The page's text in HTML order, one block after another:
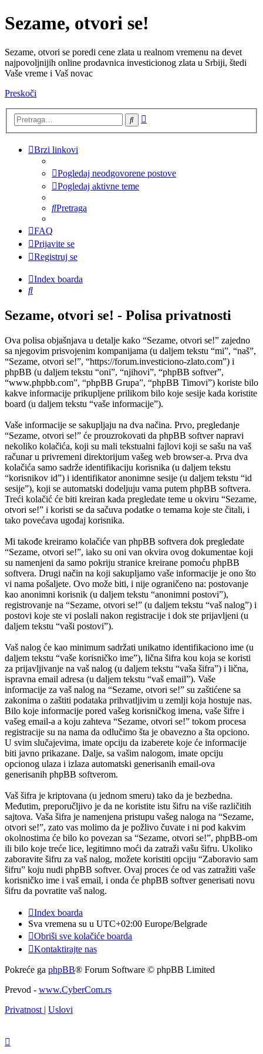
Sezame, otvori se!
Sezame, otvori se poredi cene zlata u realnom vremenu na devet
najpovoljnijih online prodavnica investicionog zlata u Srbiji, štedi
Vaše vreme i Vaš novac
Preskoči
Pretraga
Brzi linkovi
Pogledaj neodgovorene postove
Pogledaj aktivne teme
Pretraga
FAQ
Prijavite se
Registruj se
Index boarda
Pretraga
Sezame, otvori se! - Polisa privatnosti
Ova polisa objašnjava u detalje kako “Sezame, otvori se!” zajedno
sa njegovim prisvojenim kompanijama (u daljem tekstu “mi”, “naš”,
“Sezame, otvori se!”, “https://forum.investiciono-zlato.com”) i
phpBB (u daljem tekstu “oni”, “njihovi”, “phpBB softver”,
“www.phpbb.com”, “phpBB Grupa”, “phpBB Timovi”) koriste bilo
kakve informacije prikupljene prilikom bilo koje sesije kada koristite
board (u daljem tekstu “vaše informacije”).
Vaše informacije se sakupljaju na dva načina. Prvo, pregledanje
“Sezame, otvori se!” će prouzrokovati da phpBB softver napravi
nekoliko kolačića, koji su mali tekstualni fajlovi koji se sašu na vaš
računar u privremeni direktorijum vašeg web browser-a. Prva dva
kolačića samo sadrže identifikaciju korisnika (u daljem tekstu
“korisnikov id”) i identifikator anonimne sesije (u daljem tekstu “id
sesije”), koji se automatski dodeljuju vama putem phpBB softvera.
Treći kolačić će biti kreiran kada pregledate teme u okviru “Sezame,
otvori se!” i koristi se da sačuva podatke o temama koje ste čitali, i
tako povećava ugođaj korisnika.
Mi takođe kreiramo kolačiće van phpBB softvera dok pregledate
“Sezame, otvori se!”, iako su oni van okvira ovog dokumentae koji
su namenjeni da samo pokriju stranice kreirane pomoću phpBB
softvera. Drugi način na koji sakupljamo vaše informacije je ono što
vi nama pošaljete. Ovo može biti, i nije ograničeno na: postovanje
kao anonimni korisnik (u daljem tekstu “anonimni postovi”),
registrovanje na “Sezame, otvori se!” (u daljem tekstu “vaš nalog”) i
postovi koje ste vi poslali nakon registracije i dok ste prijavljeni (u
daljem tekstu “vaši postovi”).
Vaš nalog će kao minimum sadržati unikatno identifikaciono ime (u
daljem tekstu “vaše korisničko ime”), lična šifra kou koja se koristi
za prijavljivanje na vaš nalog (u daljem tekstu “vaša šifra”) i lična,
ispravna email adresa (u daljem tekstu “vaš email”). Vaše
informacije za vaš nalog na “Sezame, otvori se!” su zaštićene sa
zakonima o zaštiti podataka prihvatljivim u zemlji koja hostuje nas.
Bilo koje informacije pored vašeg korisničkog imena, vaše šifre i
vašeg email-a a koju zahteva “Sezame, otvori se!” tokom procesa
registracije su na nama da odlučimo šta je obavezno a šta opciono.
U svim slučajevima, imate opciju da izaberete koje će informacije
biti javno prikazane. Dalje, sa vašim nalogom, imate opciju
opcionog ulaza i izlaza automatski generisanih email-ova
generisanih phpBB softverom.
Vaš šifra je kriptovana (u jednom smeru) tako da je bezbedna.
Međutim, preporučljivo je da ne koristite istu šifru na više različitih
sajtova. Vaša šifra je namenjena pristupu vašeg naloga na “Sezame,
otvori se!”, zato vas molimo da je požlivo čuvate i ni pod kakvim
okolnostima će bilo ko povezan sa “Sezame, otvori se!”, phpBB-om
ili bilo koje treće lice, legitimno moći da zatraži vašu šifru. Ukoliko
zaboravite šifru za vaš nalog, možete koristiti opciju “Zaboravio sam
šifru” koju nudi phpBB softver. Ovaj proces će od vas zatražiti vaše
korisničko ime i vaš email, i onda će phpBB softver generisati novu
šifru da povratite vaš nalog.
Index boarda
Sva vremena su u UTC+02:00 Europe/Belgrade
Obriši sve kolačiće boarda
Kontaktirajte nas
Pokreće ga phpBB® Forum Software © phpBB Limited
Prevod - www.CyberCom.rs
Privatnost | Uslovi